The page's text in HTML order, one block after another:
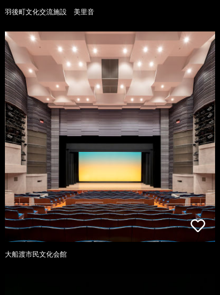
羽後町文化交流施設 美里音
大船渡市民文化会館